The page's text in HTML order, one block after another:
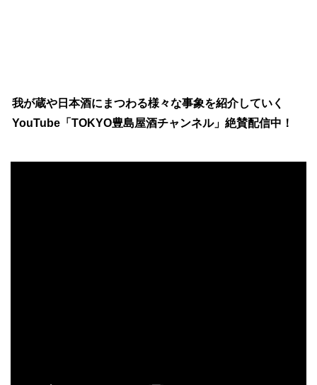
我が蔵や日本酒にまつわる様々な事象を紹介していく
YouTube「TOKYO豊島屋酒チャンネル」絶賛配信中！